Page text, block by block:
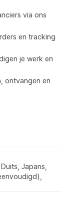
via ons
en tracking
je werk en
ontvangen en
Japans,